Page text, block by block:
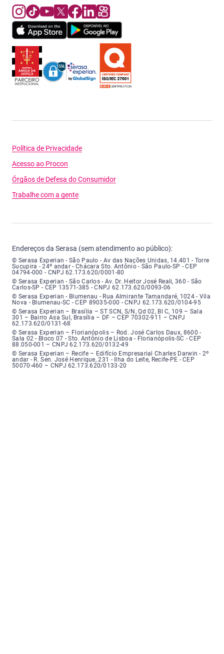
Política de Privacidade
Acesso ao Procon
Órgãos de Defesa do Consumidor
Trabalhe com a gente
Endereços da Serasa (sem atendimento ao público):
Serasa Experian - São Paulo - Endereço: Avenida das Nações Unidas,
© Serasa Experian - São Paulo - Av das Nações Unidas, 14.401 - Torre
Sucupira - 24º andar - Chácara Sto. Antônio - São Paulo-SP - CEP
04794-000 - CNPJ 62.173.620/0001-80
Serasa Experian - São Carlos - Endereço: Avenida Doutor Heitor José
© Serasa Experian - São Carlos - Av. Dr. Heitor José Reali, 360 - São
Carlos-SP - CEP 13571-385 - CNPJ 62.173.620/0093-06
Serasa Experian - Blumenau - Endereço: Rua Almirante Tamandaré,
© Serasa Experian - Blumenau - Rua Almirante Tamandaré, 1024 - Vila
Nova - Blumenau-SC - CEP 89035-000 - CNPJ 62.173.620/0104-95
Serasa Experian - Brasília, Endereço: Setor Comercial Norte, sem
© Serasa Experian – Brasília – ST SCN, S/N, Qd 02, Bl C, 109 – Sala
301 – Bairro Asa Sul, Brasília – DF – CEP 70302-911 – CNPJ
62.173.620/0131-68
Serasa Experian - Florianópolis, Endereço: Rodovia José Carlos, número
© Serasa Experian – Florianópolis – Rod. José Carlos Daux, 8600 -
Sala 02 - Bloco 07 - Sto. Antônio de Lisboa - Florianópolis-SC - CEP
88.050-001 – CNPJ 62.173.620/0132-49
Serasa Experian - Recife, Endereço: Edifício Empresarial Charles Darwin,
© Serasa Experian – Recife – Edifício Empresarial Charles Darwin - 2º
andar - R. Sen. José Henrique, 231 - Ilha do Leite, Recife-PE - CEP
50070-460 – CNPJ 62.173.620/0133-20